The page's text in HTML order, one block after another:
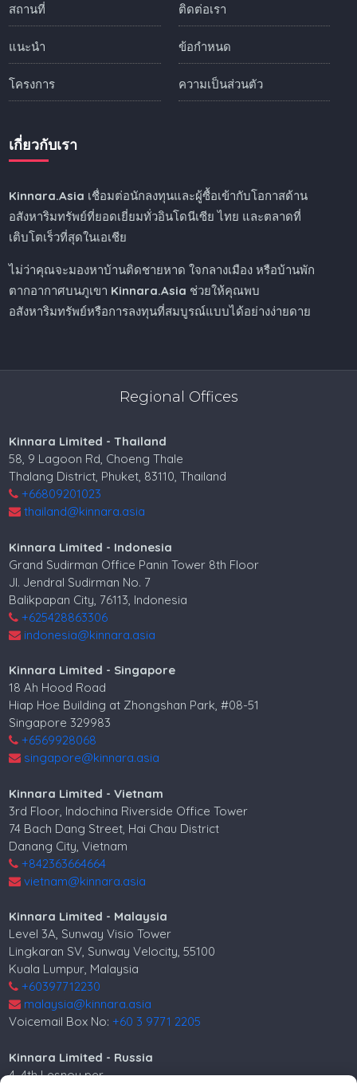
สถานที่
แนะนำ
โครงการ
ติดต่อเรา
ข้อกำหนด
ความเป็นส่วนตัว
เกี่ยวกับเรา
Kinnara.Asia เชื่อมต่อนักลงทุนและผู้ซื้อเข้ากับโอกาสด้าน
อสังหาริมทรัพย์ที่ยอดเยี่ยมทั่วอินโดนีเซีย ไทย และตลาดที่
เติบโตเร็วที่สุดในเอเชีย
ไม่ว่าคุณจะมองหาบ้านติดชายหาด ใจกลางเมือง หรือบ้านพัก
ตากอากาศบนภูเขา Kinnara.Asia ช่วยให้คุณพบ
อสังหาริมทรัพย์หรือการลงทุนที่สมบูรณ์แบบได้อย่างง่ายดาย
Regional Offices
Kinnara Limited - Thailand
58, 9 Lagoon Rd, Choeng Thale
Thalang District, Phuket, 83110, Thailand
+66809201023
thailand@kinnara.asia
Kinnara Limited - Indonesia
Grand Sudirman Office Panin Tower 8th Floor
Jl. Jendral Sudirman No. 7
Balikpapan City, 76113, Indonesia
+625428863306
indonesia@kinnara.asia
Kinnara Limited - Singapore
18 Ah Hood Road
Hiap Hoe Building at Zhongshan Park, #08-51
Singapore 329983
+6569928068
singapore@kinnara.asia
Kinnara Limited - Vietnam
3rd Floor, Indochina Riverside Office Tower
74 Bach Dang Street, Hai Chau District
Danang City, Vietnam
+842363664664
vietnam@kinnara.asia
Kinnara Limited - Malaysia
Level 3A, Sunway Visio Tower
Lingkaran SV, Sunway Velocity, 55100
Kuala Lumpur, Malaysia
+60397712230
malaysia@kinnara.asia
Voicemail Box No:+60 3 9771 2205
Kinnara Limited - Russia
4, 4th Lesnoy per.